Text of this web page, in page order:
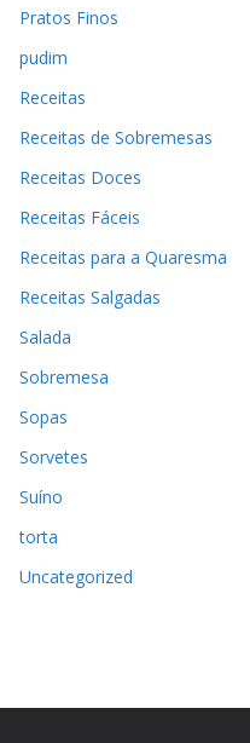
Pratos Finos
pudim
Receitas
Receitas de Sobremesas
Receitas Doces
Receitas Fáceis
Receitas para a Quaresma
Receitas Salgadas
Salada
Sobremesa
Sopas
Sorvetes
Suíno
torta
Uncategorized